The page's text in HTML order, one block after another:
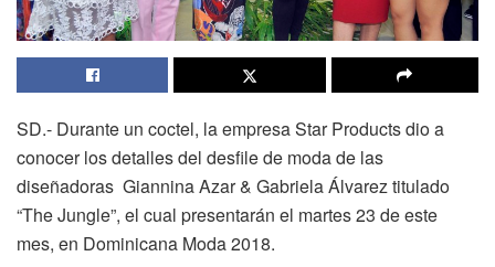
SD.- Durante un coctel, la empresa Star Products dio a
conocer los detalles del desfile de moda de las
diseñadoras Giannina Azar & Gabriela Álvarez titulado
“The Jungle”, el cual presentarán el martes 23 de este
mes, en Dominicana Moda 2018.